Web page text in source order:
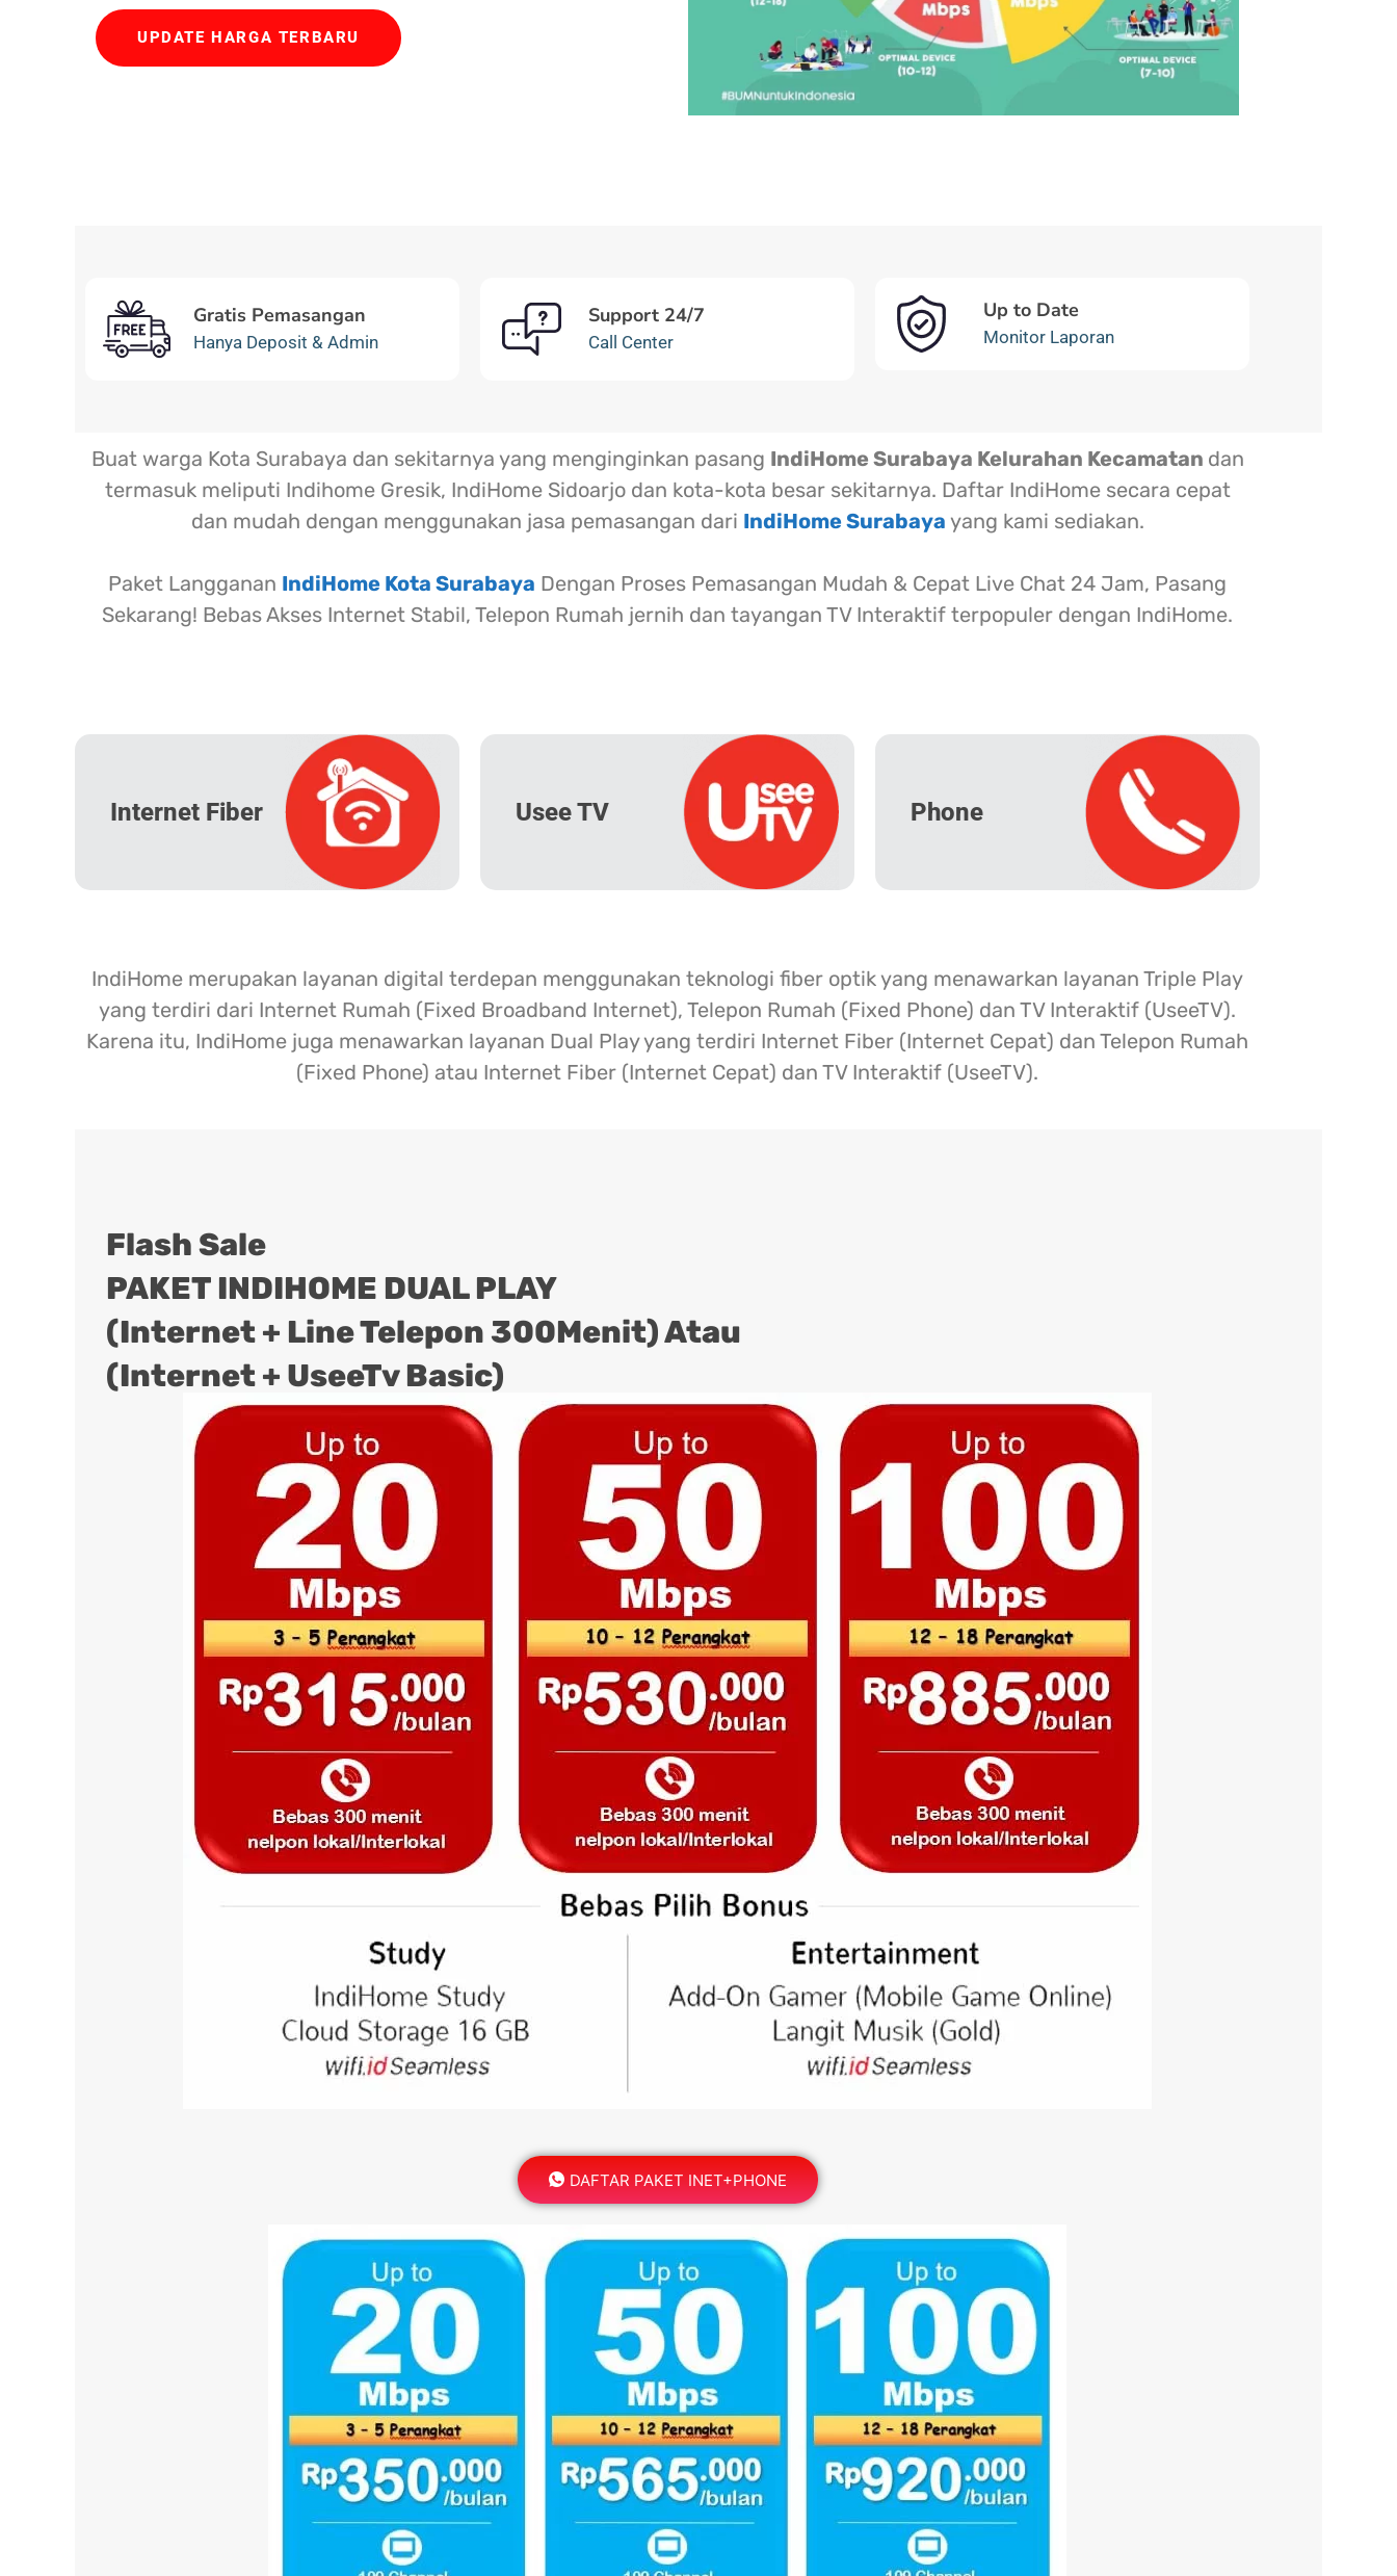
UPDATE HARGA TERBARU
Gratis Pemasangan
Hanya Deposit & Admin
Support 24/7
Call Center
Up to Date
Monitor Laporan
Buat warga Kota Surabaya dan sekitarnya yang menginginkan pasang IndiHome Surabaya Kelurahan Kecamatan dan
termasuk meliputi Indihome Gresik, IndiHome Sidoarjo dan kota-kota besar sekitarnya. Daftar IndiHome secara cepat
dan mudah dengan menggunakan jasa pemasangan dari IndiHome Surabaya yang kami sediakan.
Paket Langganan IndiHome Kota Surabaya Dengan Proses Pemasangan Mudah & Cepat Live Chat 24 Jam, Pasang
Sekarang! Bebas Akses Internet Stabil, Telepon Rumah jernih dan tayangan TV Interaktif terpopuler dengan IndiHome.
Internet Fiber Usee TV Phone
IndiHome merupakan layanan digital terdepan menggunakan teknologi fiber optik yang menawarkan layanan Triple Play
yang terdiri dari Internet Rumah (Fixed Broadband Internet), Telepon Rumah (Fixed Phone) dan TV Interaktif (UseeTV).
Karena itu, IndiHome juga menawarkan layanan Dual Play yang terdiri Internet Fiber (Internet Cepat) dan Telepon Rumah
(Fixed Phone) atau Internet Fiber (Internet Cepat) dan TV Interaktif (UseeTV).
Flash Sale
PAKET INDIHOME DUAL PLAY
(Internet + Line Telepon 300Menit) Atau
(Internet + UseeTv Basic)
DAFTAR PAKET INET+PHONE